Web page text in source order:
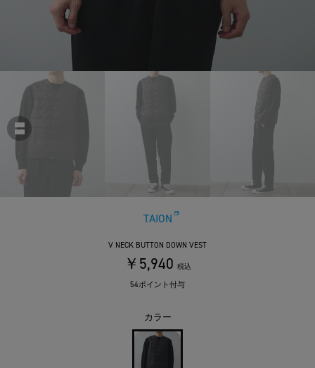
TAION
V NECK BUTTON DOWN VEST
￥5,940 税込
54ポイント付与
カラー